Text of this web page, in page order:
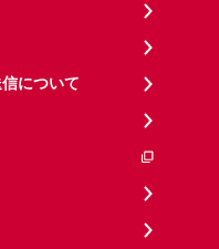
について